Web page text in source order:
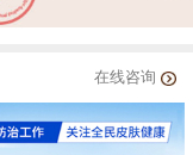
在线咨询